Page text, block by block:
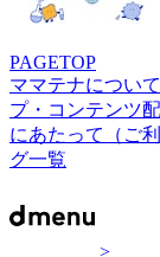
PAGETOP
ママテナについて
プ・コンテンツ
にあたって（ご
グ一覧
>